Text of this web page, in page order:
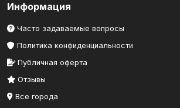
Информация
Часто задаваемые вопросы
Политика конфиденциальности
Публичная оферта
Отзывы
Все города